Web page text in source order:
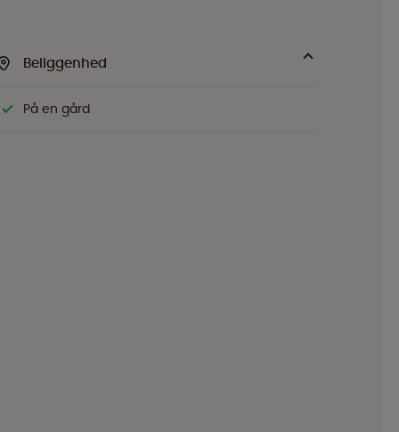
Beliggenhed
På en gård